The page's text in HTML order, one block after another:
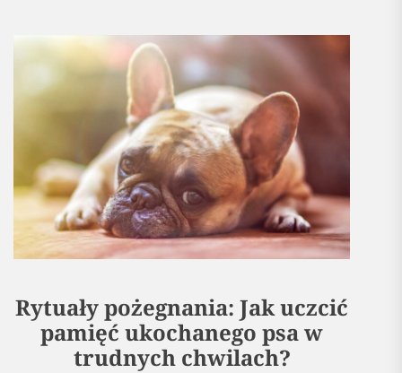
Rytuały pożegnania: Jak uczcić
pamięć ukochanego psa w
trudnych chwilach?